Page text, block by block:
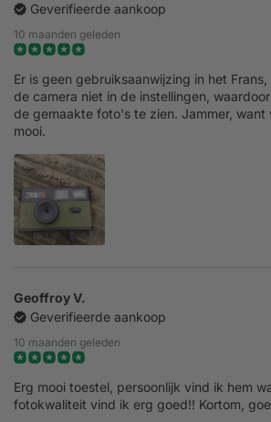
Geverifieerde aankoop
10 maanden geleden
Er is geen gebruiksaanwijzing in het
de camera niet in de instellingen,
de gemaakte foto's te zien. Jammer, want
mooi.
Geoffroy V.
Geverifieerde aankoop
10 maanden geleden
Erg mooi toestel, persoonlijk vind ik hem
fotokwaliteit vind ik erg goed!! Kortom,